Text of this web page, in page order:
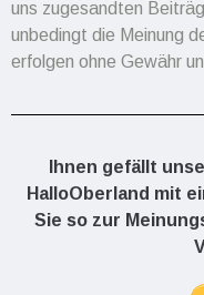
uns zugesandten
unbedingt die Meinung
erfolgen ohne Gewähr
Ihnen gefällt
HalloOberland mit
Sie so zur